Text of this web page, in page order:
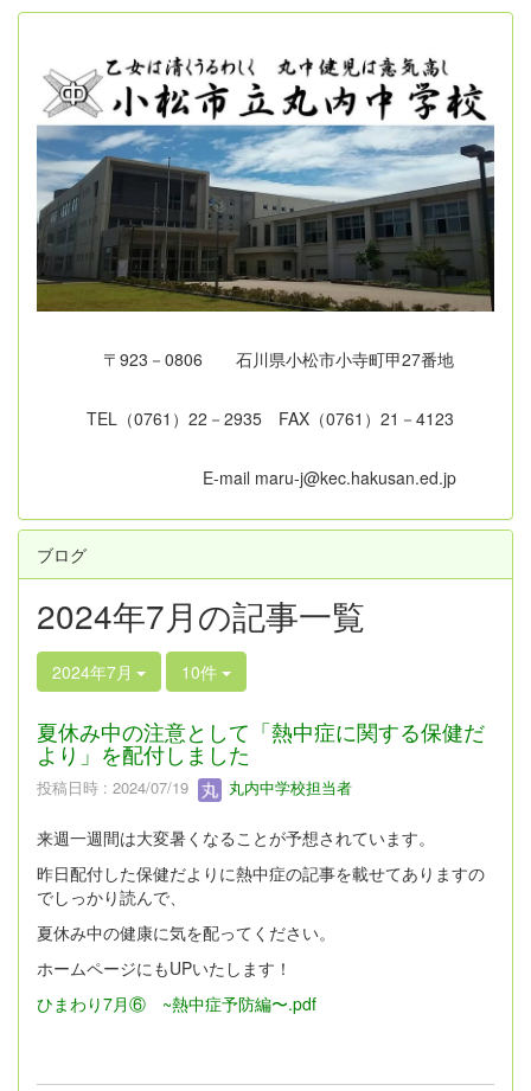
〒923－0806 石川県小松市小寺町甲27番地
TEL（0761）22－2935 FAX（0761）21－4123
E-mail maru-j@kec.hakusan.ed.jp
ブログ
2024年7月の記事一覧
2024年7月 10件
夏休み中の注意として「熱中症に関する保健だ
より」を配付しました
投稿日時 : 2024/07/19 丸内中学校担当者
来週一週間は大変暑くなることが予想されています。
昨日配付した保健だよりに熱中症の記事を載せてありますの
でしっかり読んで、
夏休み中の健康に気を配ってください。
ホームページにもUPいたします！
ひまわり7月⑥ ~熱中症予防編〜.pdf